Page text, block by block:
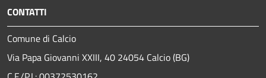
CONTATTI
Comune di Calcio
Via Papa Giovanni XXIII, 40 24054 Calcio (BG)